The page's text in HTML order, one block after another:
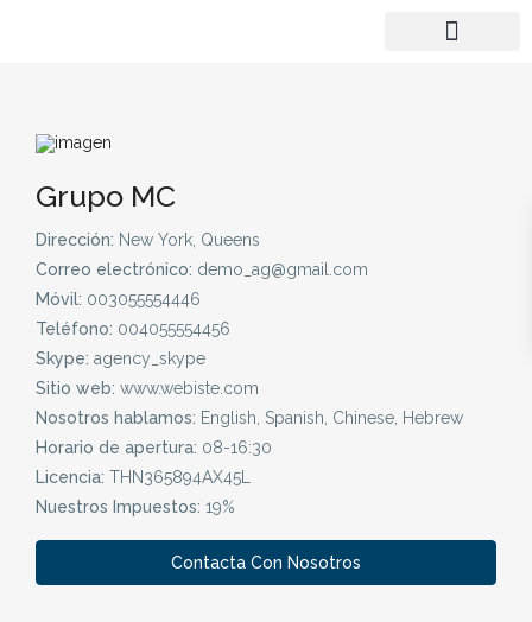
Grupo MC
Dirección: New York, Queens
Correo electrónico: demo_ag@gmail.com
Móvil: 003055554446
Teléfono: 004055554456
Skype: agency_skype
Sitio web: www.webiste.com
Nosotros hablamos: English, Spanish, Chinese, Hebrew
Horario de apertura: 08-16:30
Licencia: THN365894AX45L
Nuestros Impuestos: 19%
Contacta Con Nosotros